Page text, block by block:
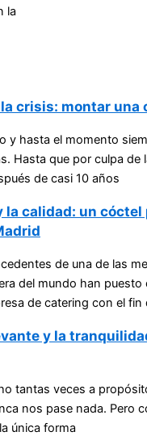
la
crisis: montar una
y hasta el momento
Hasta que por culpa de
de casi 10 años
la calidad: un
de una de las
del mundo han puesto
de catering con el fin
y la
tantas veces a
nos pase nada. Pero
única forma